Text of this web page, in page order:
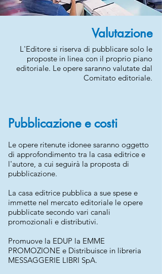
Valutazione
L'Editore si riserva di pubblicare solo le
proposte in linea con il proprio piano
editoriale. Le opere saranno valutate dal
Comitato editoriale.
Pubblicazione e costi
Le opere ritenute idonee saranno oggetto
di approfondimento tra la casa editrice e
l'autore, a cui seguirà la proposta di
pubblicazione.
La casa editrice pubblica a sue spese e
immette nel mercato editoriale le opere
pubblicate secondo vari canali
promozionali e distributivi.
Promuove la EDUP la EMME
PROMOZIONE e Distribuisce in libreria
MESSAGGERIE LIBRI SpA.